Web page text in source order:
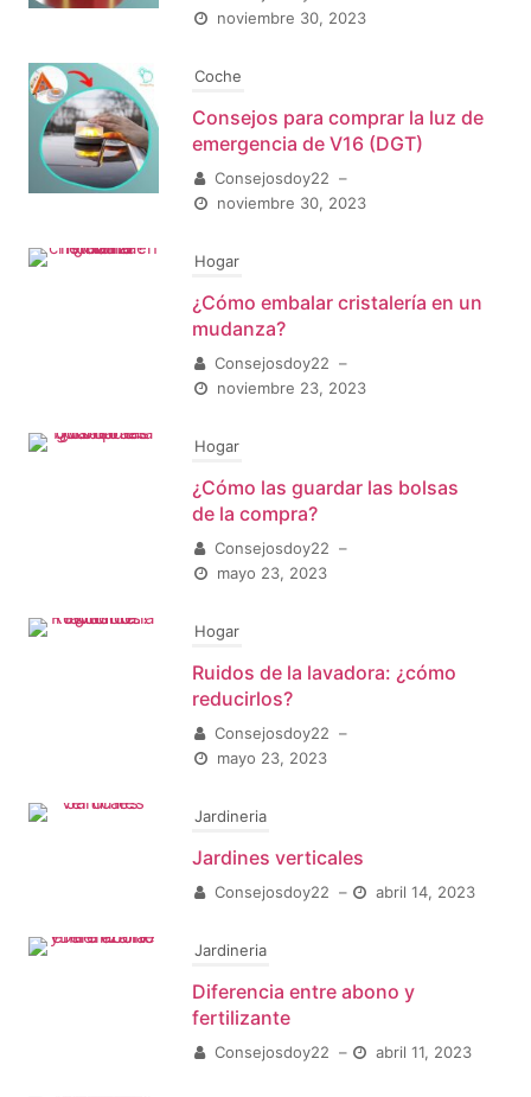
noviembre 30, 2023
Coche
Consejos para comprar la luz de
emergencia de V16 (DGT)
Consejosdoy22 –
noviembre 30, 2023
Hogar
¿Cómo embalar cristalería en un
mudanza?
Consejosdoy22 –
noviembre 23, 2023
Hogar
¿Cómo las guardar las bolsas
de la compra?
Consejosdoy22 –
mayo 23, 2023
Hogar
Ruidos de la lavadora: ¿cómo
reducirlos?
Consejosdoy22 –
mayo 23, 2023
Jardineria
Jardines verticales
Consejosdoy22 – abril 14, 2023
Jardineria
Diferencia entre abono y
fertilizante
Consejosdoy22 – abril 11, 2023